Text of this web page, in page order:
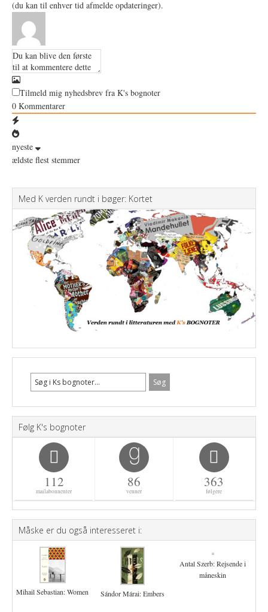
(du kan til enhver tid afmelde opdateringer).
Tilmeld mig nyhedsbrev fra K's bognoter
0 Kommentarer
nyeste
ældste flest stemmer
Med K verden rundt i bøger: Kortet
Følg K's bognoter
112
mailabonnenter
86
venner
363
følgere
Måske er du også interesseret i:
Mihail Sebastian: Women Sándor Márai: Embers
Antal Szerb: Rejsende i
måneskin